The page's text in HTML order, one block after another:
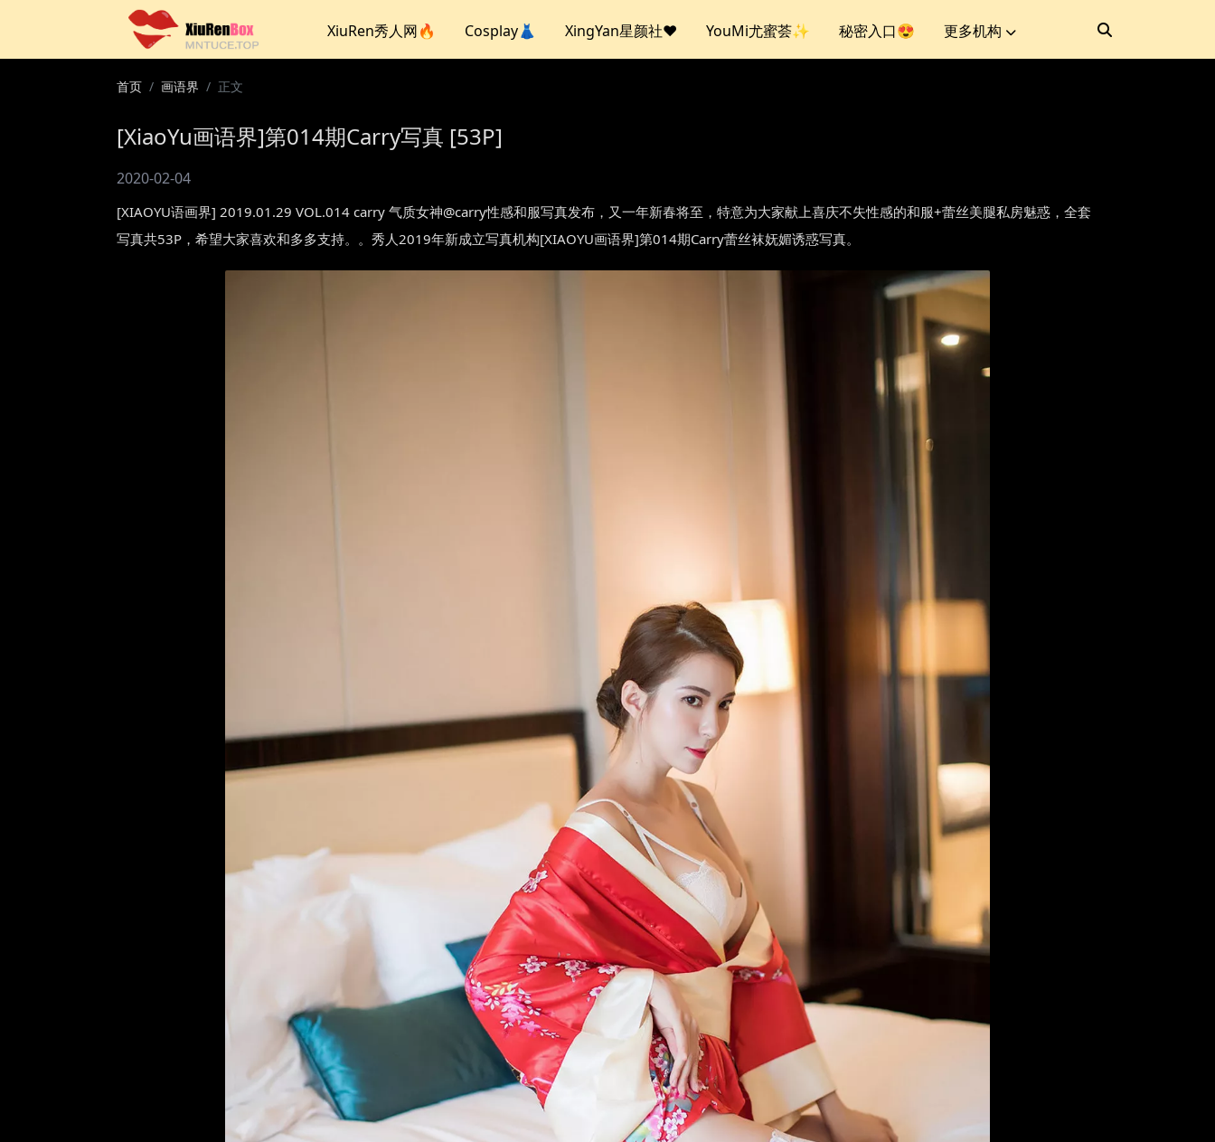
XiuRen秀人网🔥 Cosplay👗 XingYan星颜社❤️ YouMi尤蜜荟✨ 秘密入口😍 更多机构
首页 画语界 正文
[XiaoYu画语界]第014期Carry写真 [53P]
2020-02-04
[XIAOYU语画界] 2019.01.29 VOL.014 carry 气质女神@carry性感和服写真发布，又一年新春将至，特意为大家献上喜庆不失性感的和服+蕾丝美腿私房魅惑，全套
写真共53P，希望大家喜欢和多多支持。。秀人2019年新成立写真机构[XIAOYU画语界]第014期Carry蕾丝袜妩媚诱惑写真。